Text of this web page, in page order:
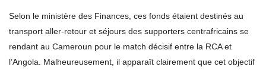
Selon le ministère des Finances, ces fonds étaient destinés au
transport aller-retour et séjours des supporters centrafricains se
rendant au Cameroun pour le match décisif entre la RCA et
l’Angola. Malheureusement, il apparaît clairement que cet objectif